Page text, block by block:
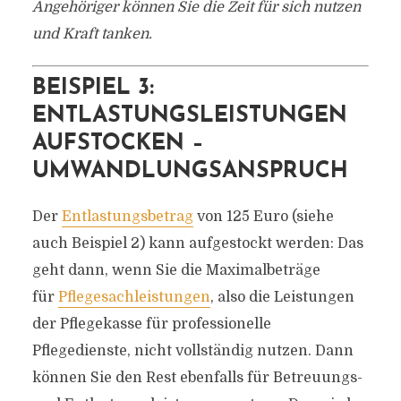
Angehöriger können Sie die Zeit für sich nutzen
und Kraft tanken.
BEISPIEL 3:
ENTLASTUNGSLEISTUNGEN
AUFSTOCKEN –
UMWANDLUNGSANSPRUCH
Der Entlastungsbetragvon 125 Euro (siehe
auch Beispiel 2) kann aufgestockt werden: Das
geht dann, wenn Sie die Maximalbeträge
für Pflegesachleistungen, also die Leistungen
der Pflegekasse für professionelle
Pflegedienste, nicht vollständig nutzen. Dann
können Sie den Rest ebenfalls für Betreuungs-